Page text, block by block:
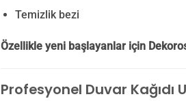
Temizlik bezi
Özellikle yeni başlayanlar için
Profesyonel Duvar